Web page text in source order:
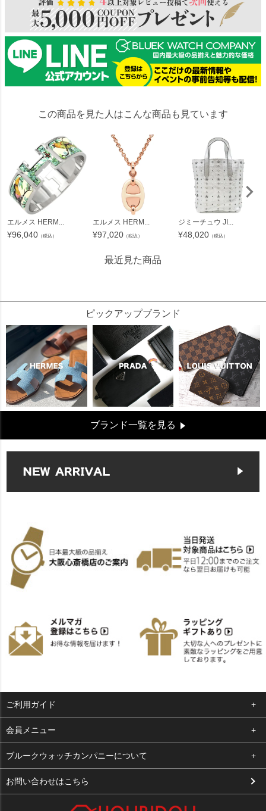
この商品を見た人はこんな商品も見ています
エルメス HERM...
¥96,040 （税込）
エルメス HERM...
¥97,020 （税込）
ジミーチュウ JI...
¥48,020 （税込）
最近見た商品
ピックアップブランド
ブランド一覧を見る
ご利用ガイド
よくある質問
支払い・送料
お客様の声
会員メニュー
ログイン
お気に入り
ブルークウォッチカンパニーについて
会社概要
お問い合わせはこちら